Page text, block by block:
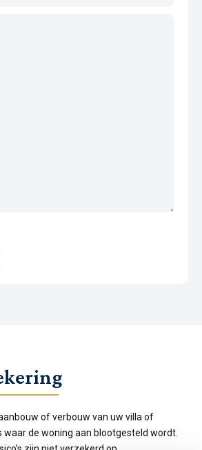
of verbouw van uw villa of
waar de woning aan blootgesteld wordt.